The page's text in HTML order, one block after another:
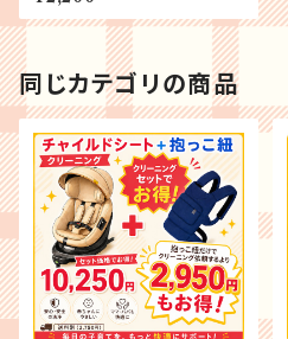
同じカテゴリの商品